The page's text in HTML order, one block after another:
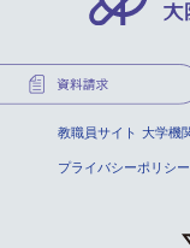
教職員サイト 大学機
プライバシーポリシー